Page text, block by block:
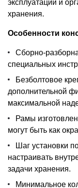
эксплуатации и
хранения.
Особенности
Сборно-
специальных
Безболтовое
дополнительной
максимальной
Рамы
могут быть как
Шаг установки
настраивать
задачи хранения.
Минимальное